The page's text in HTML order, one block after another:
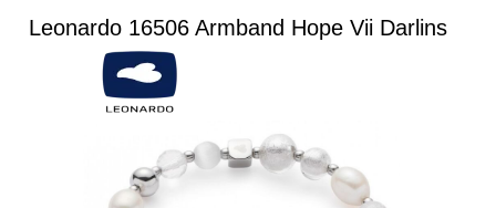
Leonardo 16506 Armband Hope Vii Darlins